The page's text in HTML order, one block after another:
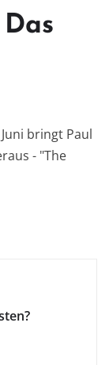
bringt Paul
- "The